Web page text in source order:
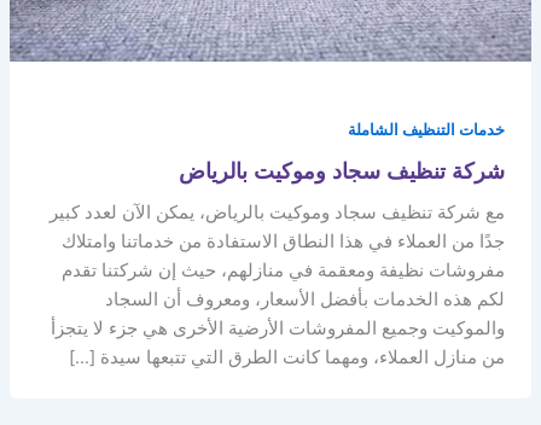
خدمات التنظيف الشاملة
شركة تنظيف سجاد وموكيت بالرياض
مع شركة تنظيف سجاد وموكيت بالرياض، يمكن الآن لعدد كبير
جدًا من العملاء في هذا النطاق الاستفادة من خدماتنا وامتلاك
مفروشات نظيفة ومعقمة في منازلهم، حيث إن شركتنا تقدم
لكم هذه الخدمات بأفضل الأسعار، ومعروف أن السجاد
والموكيت وجميع المفروشات الأرضية الأخرى هي جزء لا يتجزأ
من منازل العملاء، ومهما كانت الطرق التي تتبعها سيدة […]